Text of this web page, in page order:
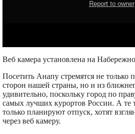
Веб камера установлена на
Посетить Анапу стремятся не только
сторон нашей страны, но и из
удивительно, поскольку город по
самых лучших курортов России. А те
только планируют отпуск, хотят
через веб камеру.